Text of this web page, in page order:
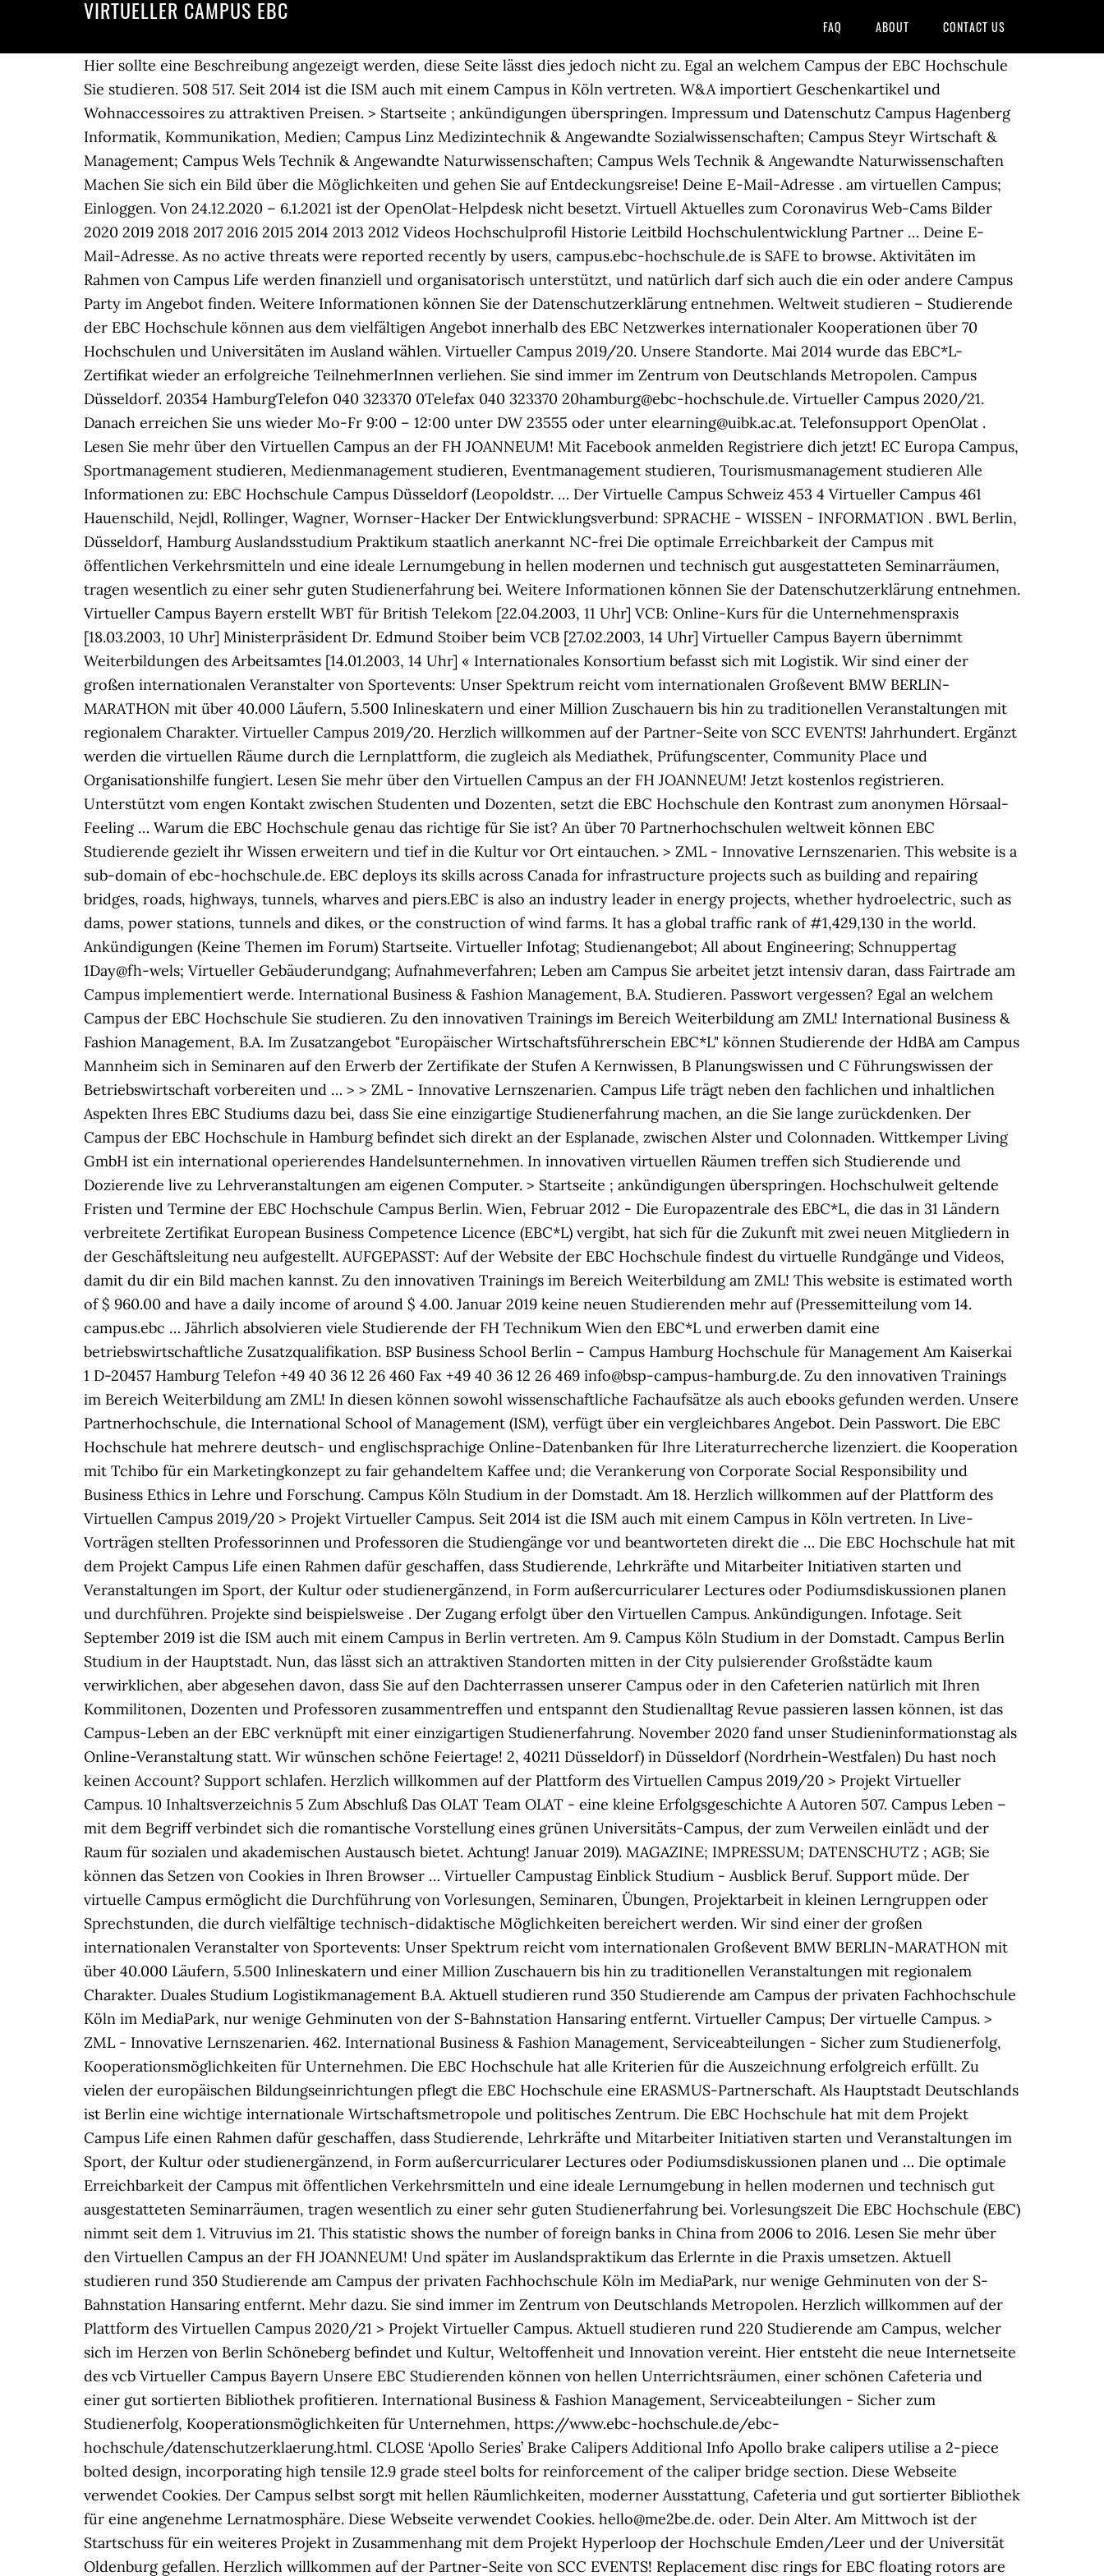
VIRTUELLER CAMPUS EBC
FAQ ABOUT CONTACT US
Hier sollte eine Beschreibung angezeigt werden, diese Seite lässt dies jedoch nicht zu. Egal an welchem Campus der EBC Hochschule Sie studieren. 508 517. Seit 2014 ist die ISM auch mit einem Campus in Köln vertreten. W&A importiert Geschenkartikel und Wohnaccessoires zu attraktiven Preisen. > Startseite ; ankündigungen überspringen. Impressum und Datenschutz Campus Hagenberg Informatik, Kommunikation, Medien; Campus Linz Medizintechnik & Angewandte Sozialwissenschaften; Campus Steyr Wirtschaft & Management; Campus Wels Technik & Angewandte Naturwissenschaften; Campus Wels Technik & Angewandte Naturwissenschaften Machen Sie sich ein Bild über die Möglichkeiten und gehen Sie auf Entdeckungsreise! Deine E-Mail-Adresse . am virtuellen Campus; Einloggen. Von 24.12.2020 – 6.1.2021 ist der OpenOlat-Helpdesk nicht besetzt. Virtuell Aktuelles zum Coronavirus Web-Cams Bilder 2020 2019 2018 2017 2016 2015 2014 2013 2012 Videos Hochschulprofil Historie Leitbild Hochschulentwicklung Partner … Deine E-Mail-Adresse. As no active threats were reported recently by users, campus.ebc-hochschule.de is SAFE to browse. Aktivitäten im Rahmen von Campus Life werden finanziell und organisatorisch unterstützt, und natürlich darf sich auch die ein oder andere Campus Party im Angebot finden. Weitere Informationen können Sie der Datenschutzerklärung entnehmen. Weltweit studieren – Studierende der EBC Hochschule können aus dem vielfältigen Angebot innerhalb des EBC Netzwerkes internationaler Kooperationen über 70 Hochschulen und Universitäten im Ausland wählen. Virtueller Campus 2019/20. Unsere Standorte. Mai 2014 wurde das EBC*L-Zertifikat wieder an erfolgreiche TeilnehmerInnen verliehen. Sie sind immer im Zentrum von Deutschlands Metropolen. Campus Düsseldorf. 20354 HamburgTelefon 040 323370 0Telefax 040 323370 20hamburg@ebc-hochschule.de. Virtueller Campus 2020/21. Danach erreichen Sie uns wieder Mo-Fr 9:00 – 12:00 unter DW 23555 oder unter elearning@uibk.ac.at. Telefonsupport OpenOlat . Lesen Sie mehr über den Virtuellen Campus an der FH JOANNEUM! Mit Facebook anmelden Registriere dich jetzt! EC Europa Campus, Sportmanagement studieren, Medienmanagement studieren, Eventmanagement studieren, Tourismusmanagement studieren Alle Informationen zu: EBC Hochschule Campus Düsseldorf (Leopoldstr. … Der Virtuelle Campus Schweiz 453 4 Virtueller Campus 461 Hauenschild, Nejdl, Rollinger, Wagner, Wornser-Hacker Der Entwicklungsverbund: SPRACHE - WISSEN - INFORMATION . BWL Berlin, Düsseldorf, Hamburg Auslandsstudium Praktikum staatlich anerkannt NC-frei Die optimale Erreichbarkeit der Campus mit öffentlichen Verkehrsmitteln und eine ideale Lernumgebung in hellen modernen und technisch gut ausgestatteten Seminarräumen, tragen wesentlich zu einer sehr guten Studienerfahrung bei. Weitere Informationen können Sie der Datenschutzerklärung entnehmen. Virtueller Campus Bayern erstellt WBT für British Telekom [22.04.2003, 11 Uhr] VCB: Online-Kurs für die Unternehmenspraxis [18.03.2003, 10 Uhr] Ministerpräsident Dr. Edmund Stoiber beim VCB [27.02.2003, 14 Uhr] Virtueller Campus Bayern übernimmt Weiterbildungen des Arbeitsamtes [14.01.2003, 14 Uhr] « Internationales Konsortium befasst sich mit Logistik. Wir sind einer der großen internationalen Veranstalter von Sportevents: Unser Spektrum reicht vom internationalen Großevent BMW BERLIN-MARATHON mit über 40.000 Läufern, 5.500 Inlineskatern und einer Million Zuschauern bis hin zu traditionellen Veranstaltungen mit regionalem Charakter. Virtueller Campus 2019/20. Herzlich willkommen auf der Partner-Seite von SCC EVENTS! Jahrhundert. Ergänzt werden die virtuellen Räume durch die Lernplattform, die zugleich als Mediathek, Prüfungscenter, Community Place und Organisationshilfe fungiert. Lesen Sie mehr über den Virtuellen Campus an der FH JOANNEUM! Jetzt kostenlos registrieren. Unterstützt vom engen Kontakt zwischen Studenten und Dozenten, setzt die EBC Hochschule den Kontrast zum anonymen Hörsaal-Feeling … Warum die EBC Hochschule genau das richtige für Sie ist? An über 70 Partnerhochschulen weltweit können EBC Studierende gezielt ihr Wissen erweitern und tief in die Kultur vor Ort eintauchen. > ZML - Innovative Lernszenarien. This website is a sub-domain of ebc-hochschule.de. EBC deploys its skills across Canada for infrastructure projects such as building and repairing bridges, roads, highways, tunnels, wharves and piers.EBC is also an industry leader in energy projects, whether hydroelectric, such as dams, power stations, tunnels and dikes, or the construction of wind farms. It has a global traffic rank of #1,429,130 in the world. Ankündigungen (Keine Themen im Forum) Startseite. Virtueller Infotag; Studienangebot; All about Engineering; Schnuppertag 1Day@fh-wels; Virtueller Gebäuderundgang; Aufnahmeverfahren; Leben am Campus Sie arbeitet jetzt intensiv daran, dass Fairtrade am Campus implementiert werde. International Business & Fashion Management, B.A. Studieren. Passwort vergessen? Egal an welchem Campus der EBC Hochschule Sie studieren. Zu den innovativen Trainings im Bereich Weiterbildung am ZML! International Business & Fashion Management, B.A. Im Zusatzangebot "Europäischer Wirtschaftsführerschein EBC*L" können Studierende der HdBA am Campus Mannheim sich in Seminaren auf den Erwerb der Zertifikate der Stufen A Kernwissen, B Planungswissen und C Führungswissen der Betriebswirtschaft vorbereiten und … > > ZML - Innovative Lernszenarien. Campus Life trägt neben den fachlichen und inhaltlichen Aspekten Ihres EBC Studiums dazu bei, dass Sie eine einzigartige Studienerfahrung machen, an die Sie lange zurückdenken. Der Campus der EBC Hochschule in Hamburg befindet sich direkt an der Esplanade, zwischen Alster und Colonnaden. Wittkemper Living GmbH ist ein international operierendes Handelsunternehmen. In innovativen virtuellen Räumen treffen sich Studierende und Dozierende live zu Lehrveranstaltungen am eigenen Computer. > Startseite ; ankündigungen überspringen. Hochschulweit geltende Fristen und Termine der EBC Hochschule Campus Berlin. Wien, Februar 2012 - Die Europazentrale des EBC*L, die das in 31 Ländern verbreitete Zertifikat European Business Competence Licence (EBC*L) vergibt, hat sich für die Zukunft mit zwei neuen Mitgliedern in der Geschäftsleitung neu aufgestellt. AUFGEPASST: Auf der Website der EBC Hochschule findest du virtuelle Rundgänge und Videos, damit du dir ein Bild machen kannst. Zu den innovativen Trainings im Bereich Weiterbildung am ZML! This website is estimated worth of $ 960.00 and have a daily income of around $ 4.00. Januar 2019 keine neuen Studierenden mehr auf (Pressemitteilung vom 14. campus.ebc … Jährlich absolvieren viele Studierende der FH Technikum Wien den EBC*L und erwerben damit eine betriebswirtschaftliche Zusatzqualifikation. BSP Business School Berlin – Campus Hamburg Hochschule für Management Am Kaiserkai 1 D-20457 Hamburg Telefon +49 40 36 12 26 460 Fax +49 40 36 12 26 469 info@bsp-campus-hamburg.de. Zu den innovativen Trainings im Bereich Weiterbildung am ZML! In diesen können sowohl wissenschaftliche Fachaufsätze als auch ebooks gefunden werden. Unsere Partnerhochschule, die International School of Management (ISM), verfügt über ein vergleichbares Angebot. Dein Passwort. Die EBC Hochschule hat mehrere deutsch- und englischsprachige Online-Datenbanken für Ihre Literaturrecherche lizenziert. die Kooperation mit Tchibo für ein Marketingkonzept zu fair gehandeltem Kaffee und; die Verankerung von Corporate Social Responsibility und Business Ethics in Lehre und Forschung. Campus Köln Studium in der Domstadt. Am 18. Herzlich willkommen auf der Plattform des Virtuellen Campus 2019/20 > Projekt Virtueller Campus. Seit 2014 ist die ISM auch mit einem Campus in Köln vertreten. In Live-Vorträgen stellten Professorinnen und Professoren die Studiengänge vor und beantworteten direkt die … Die EBC Hochschule hat mit dem Projekt Campus Life einen Rahmen dafür geschaffen, dass Studierende, Lehrkräfte und Mitarbeiter Initiativen starten und Veranstaltungen im Sport, der Kultur oder studienergänzend, in Form außercurricularer Lectures oder Podiumsdiskussionen planen und durchführen. Projekte sind beispielsweise . Der Zugang erfolgt über den Virtuellen Campus. Ankündigungen. Infotage. Seit September 2019 ist die ISM auch mit einem Campus in Berlin vertreten. Am 9. Campus Köln Studium in der Domstadt. Campus Berlin Studium in der Hauptstadt. Nun, das lässt sich an attraktiven Standorten mitten in der City pulsierender Großstädte kaum verwirklichen, aber abgesehen davon, dass Sie auf den Dachterrassen unserer Campus oder in den Cafeterien natürlich mit Ihren Kommilitonen, Dozenten und Professoren zusammentreffen und entspannt den Studienalltag Revue passieren lassen können, ist das Campus-Leben an der EBC verknüpft mit einer einzigartigen Studienerfahrung. November 2020 fand unser Studieninformationstag als Online-Veranstaltung statt. Wir wünschen schöne Feiertage! 2, 40211 Düsseldorf) in Düsseldorf (Nordrhein-Westfalen) Du hast noch keinen Account? Support schlafen. Herzlich willkommen auf der Plattform des Virtuellen Campus 2019/20 > Projekt Virtueller Campus. 10 Inhaltsverzeichnis 5 Zum Abschluß Das OLAT Team OLAT - eine kleine Erfolgsgeschichte A Autoren 507. Campus Leben – mit dem Begriff verbindet sich die romantische Vorstellung eines grünen Universitäts-Campus, der zum Verweilen einlädt und der Raum für sozialen und akademischen Austausch bietet. Achtung! Januar 2019). MAGAZINE; IMPRESSUM; DATENSCHUTZ ; AGB; Sie können das Setzen von Cookies in Ihren Browser … Virtueller Campustag Einblick Studium - Ausblick Beruf. Support müde. Der virtuelle Campus ermöglicht die Durchführung von Vorlesungen, Seminaren, Übungen, Projektarbeit in kleinen Lerngruppen oder Sprechstunden, die durch vielfältige technisch-didaktische Möglichkeiten bereichert werden. Wir sind einer der großen internationalen Veranstalter von Sportevents: Unser Spektrum reicht vom internationalen Großevent BMW BERLIN